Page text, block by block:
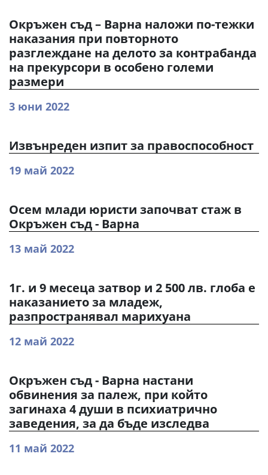
Окръжен съд – Варна наложи по-тежки
наказания при повторното
разглеждане на делото за контрабанда
на прекурсори в особено големи
размери
3 юни 2022
Извънреден изпит за правоспособност
19 май 2022
Осем млади юристи започват стаж в
Окръжен съд - Варна
13 май 2022
1г. и 9 месеца затвор и 2 500 лв. глоба е
наказанието за младеж,
разпространявал марихуана
12 май 2022
Окръжен съд - Варна настани
обвинения за палеж, при който
загинаха 4 души в психиатрично
заведения, за да бъде изследва
11 май 2022